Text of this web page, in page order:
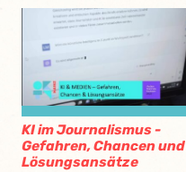
KI im Journalismus -
Gefahren, Chancen und
Lösungsansätze